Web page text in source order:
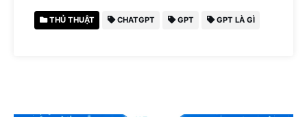
THỦ THUẬT CHATGPT GPT GPT LÀ GÌ